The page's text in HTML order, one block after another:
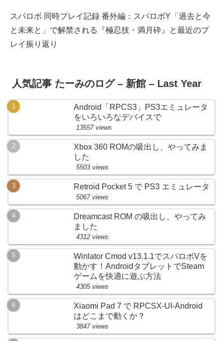
スパロボ 同時プレイ記録 番外編：スパロボY「過去と今
と未来と」で解禁される『極忍技・満月砕』と最近のプ
レイ振り返り
人気記事 たーみのログ – 新館 – Last Year
Android「RPCS3」PS3エミュレータ
をいろいろなデバイスで
13557 views
Xbox 360 ROMの吸出し、やってみま
した
5503 views
Retroid Pocket 5 で PS3 エミュレータ
5067 views
Dreamcast ROM の吸出し、やってみ
ました
4312 views
Winlator Cmod v13.1.1でスパロボVを
動かす！AndroidタブレットでSteam
ゲームを快適に遊ぶ方法
4305 views
Xiaomi Pad 7 で RPCSX-UI-Android
はどこまで動くか？
3847 views